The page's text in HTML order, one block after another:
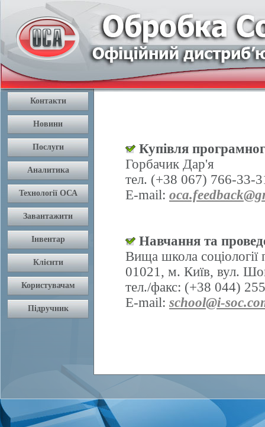
Купівля
Горбачик Дар'я
тел. (+38 067) 766-33-
E-mail:
Навчання та
Вища школа соціології
01021, м. Київ, вул.
тел./факс: (+38 044)
E-mail: school@i-